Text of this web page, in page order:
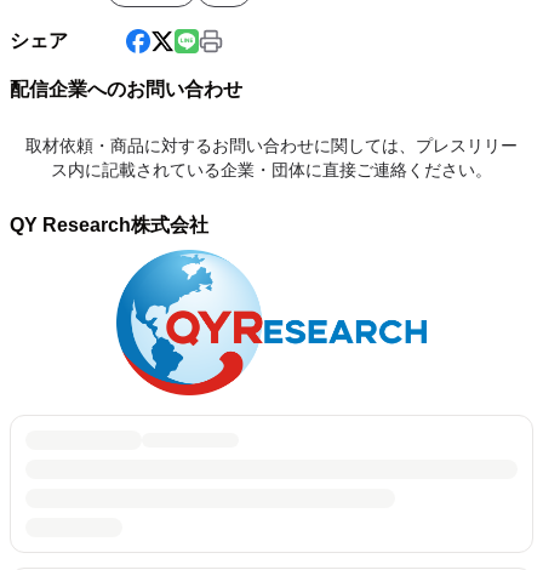
シェア
配信企業へのお問い合わせ
取材依頼・商品に対するお問い合わせに関しては、プレスリリー
ス内に記載されている企業・団体に直接ご連絡ください。
QY Research株式会社